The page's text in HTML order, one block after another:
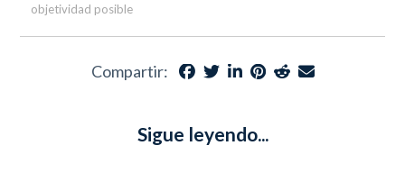
objetividad posible
Compartir:
Sigue leyendo...